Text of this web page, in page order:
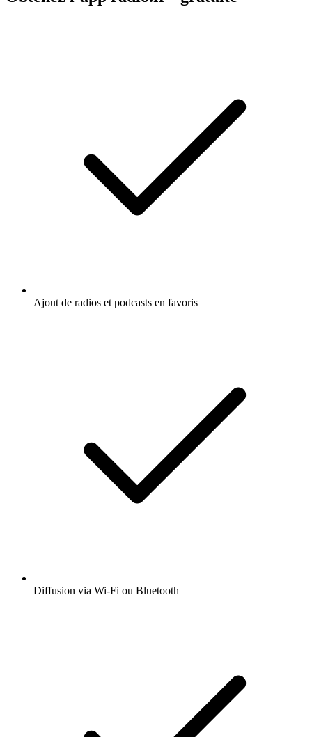
Ajout de radios et podcasts en favoris
Diffusion via Wi-Fi ou Bluetooth